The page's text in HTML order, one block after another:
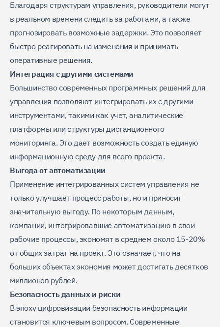
Благодаря структурам управления, руководители могут
в реальном времени следить за работами, а также
прогнозировать возможные задержки. Это позволяет
быстро реагировать на изменения и принимать
оперативные решения.
Интеграция с другими системами
Большинство современных программных решений для
управления позволяют интегрировать их с другими
инструментами, такими как учет, аналитические
платформы или структуры дистанционного
мониторинга. Это дает возможность создать единую
информационную среду для всего проекта.
Выгода от автоматизации
Применение интегрированных систем управления не
только улучшает процесс работы, но и приносит
значительную выгоду. По некоторым данным,
компании, интегрировавшие автоматизацию в свои
рабочие процессы, экономят в среднем около 15-20%
от общих затрат на проект. Это означает, что на
больших объектах экономия может достигать десятков
миллионов рублей.
Безопасность данных и риски
В эпоху цифровизации безопасность информации
становится ключевым вопросом. Современные